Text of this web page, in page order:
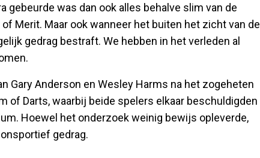
gebeurde was dan ook alles behalve slim van de
Merit. Maar ook wanneer het buiten het zicht van de
gedrag bestraft. We hebben in het verleden al
Gary Anderson en Wesley Harms na het zogeheten
of Darts, waarbij beide spelers elkaar beschuldigden
Hoewel het onderzoek weinig bewijs opleverde,
gedrag.